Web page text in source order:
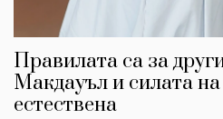
Правилата са за
Макдауъл и силата на
естествена